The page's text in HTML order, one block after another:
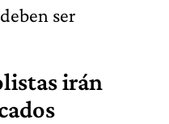
ser
irán